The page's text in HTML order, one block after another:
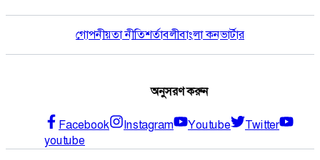
গোপনীয়তা নীতিশর্তাবলীবাংলা কনভার্টার
অনুসরণ করুন
Facebook Instagram Youtube
Twitter
youtube